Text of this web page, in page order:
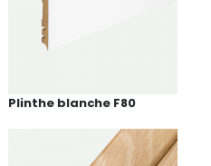
Plinthe blanche F80